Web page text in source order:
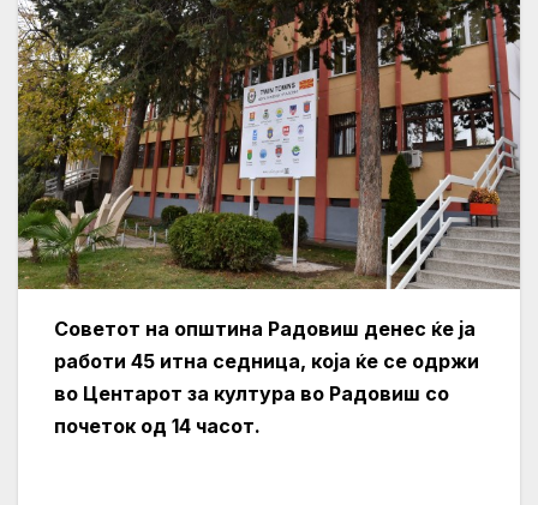
Советот на општина Радовиш денес ќе ја
работи 45 итна седница, која ќе се одржи
во Центарот за култура во Радовиш со
почеток од 14 часот.